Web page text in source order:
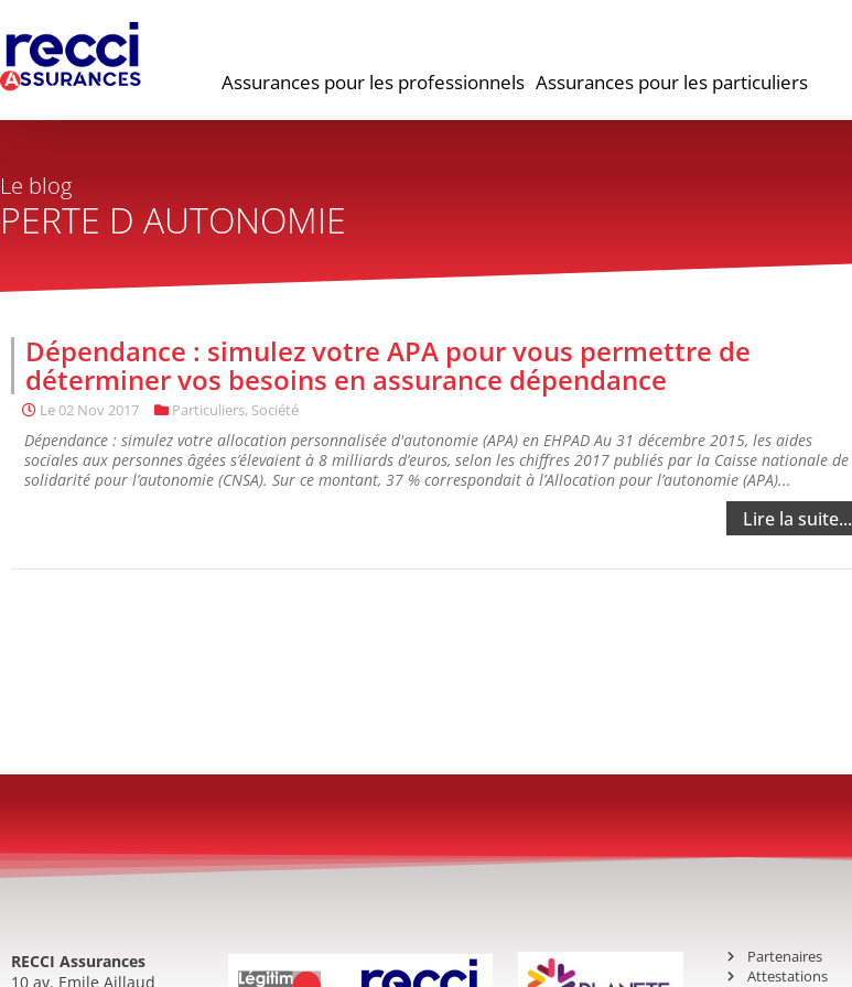
Assurances pour les professionnels Assurances pour les particuliers
Le blog
PERTE D AUTONOMIE
Dépendance : simulez votre APA pour vous permettre de
déterminer vos besoins en assurance dépendance
Le02 Nov 2017 Particuliers, Société
Dépendance : simulez votre allocation personnalisée d'autonomie (APA) en EHPAD Au 31 décembre 2015, les aides
sociales aux personnes âgées s’élevaient à 8 milliards d’euros, selon les chiffres 2017 publiés par la Caisse nationale de
solidarité pour l’autonomie (CNSA). Sur ce montant, 37 % correspondait à l’Allocation pour l’autonomie (APA)...
Lire la suite...
RECCI Assurances
10 av. Emile Aillaud
Partenaires
Attestations